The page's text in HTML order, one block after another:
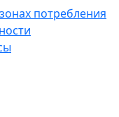
потребления